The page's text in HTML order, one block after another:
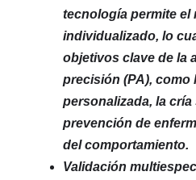
tecnología permite el
individualizado, lo
objetivos clave de la
precisión (PA), como
personalizada, la cría
prevención de
del comportamiento.
Validación